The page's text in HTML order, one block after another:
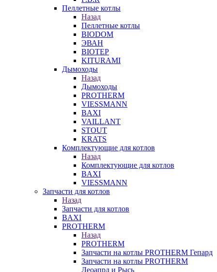
Пеллетные котлы
Назад
Пеллетные котлы
BIODOM
ЭВАН
BIOTEP
KITURAMI
Дымоходы
Назад
Дымоходы
PROTHERM
VIESSMANN
BAXI
VAILLANT
STOUT
KRATS
Комплектующие для котлов
Назад
Комплектующие для котлов
BAXI
VIESSMANN
Запчасти для котлов
Назад
Запчасти для котлов
BAXI
PROTHERM
Назад
PROTHERM
Запчасти на котлы PROTHERM Гепард
Запчасти на котлы PROTHERM
Леоапрд и Рысь